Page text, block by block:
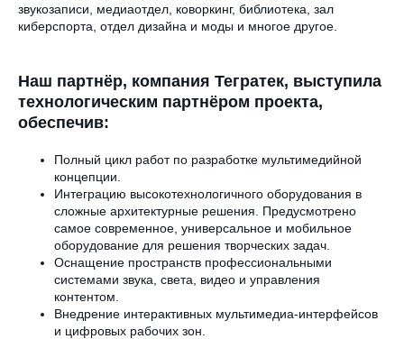
звукозаписи, медиаотдел, коворкинг, библиотека, зал
киберспорта, отдел дизайна и моды и многое другое.
Наш партнёр, компания Тегратек, выступила
технологическим партнёром проекта,
обеспечив:
Полный цикл работ по разработке мультимедийной
концепции.
Интеграцию высокотехнологичного оборудования в
сложные архитектурные решения. Предусмотрено
самое современное, универсальное и мобильное
оборудование для решения творческих задач.
Оснащение пространств профессиональными
системами звука, света, видео и управления
контентом.
Внедрение интерактивных мультимедиа-интерфейсов
и цифровых рабочих зон.